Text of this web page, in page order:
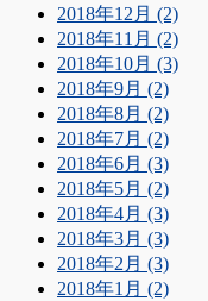
2018年12月 (2)
2018年11月 (2)
2018年10月 (3)
2018年9月 (2)
2018年8月 (2)
2018年7月 (2)
2018年6月 (3)
2018年5月 (2)
2018年4月 (3)
2018年3月 (3)
2018年2月 (3)
2018年1月 (2)